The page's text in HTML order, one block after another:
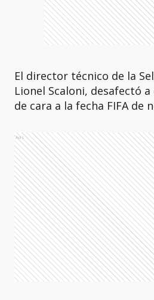
El director técnico de la
Lionel Scaloni, desafectó
de cara a la fecha FIFA de
Ads